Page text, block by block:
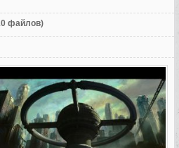
файлов)